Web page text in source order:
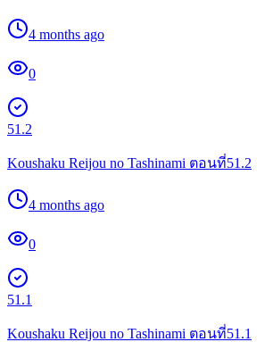
4 months ago
0
51.2
Koushaku Reijou no Tashinami ตอนที่51.2
4 months ago
0
51.1
Koushaku Reijou no Tashinami ตอนที่51.1